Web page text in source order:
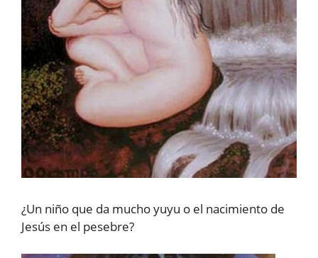
¿Un niño que da mucho yuyu o el nacimiento de
Jesús en el pesebre?